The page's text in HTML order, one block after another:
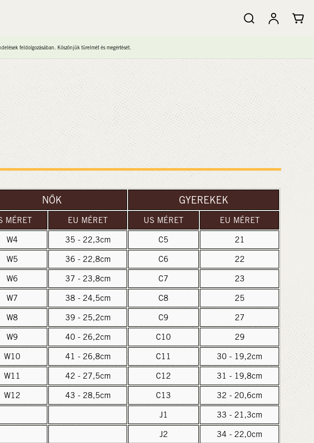
feldolgozásában. Köszönjük türelmét és megértését.
NŐK GYEREKEK
MÉRET EU MÉRET US MÉRET EU MÉRET
W4 35 - 22,3cm C5 21
W5 36 - 22,8cm C6 22
W6 37 - 23,8cm C7 23
W7 38 - 24,5cm C8 25
W8 39 - 25,2cm C9 27
W9 40 - 26,2cm C10 29
W10 41 - 26,8cm C11 30 - 19,2cm
W11 42 - 27,5cm C12 31 - 19,8cm
W12 43 - 28,5cm C13 32 - 20,6cm
J1 33 - 21,3cm
J2 34 - 22,0cm